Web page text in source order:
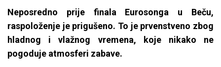
Neposredno prije finala Eurosonga u Beču,
raspoloženje je prigušeno. To je prvenstveno zbog
hladnog i vlažnog vremena, koje nikako ne
pogoduje atmosferi zabave.